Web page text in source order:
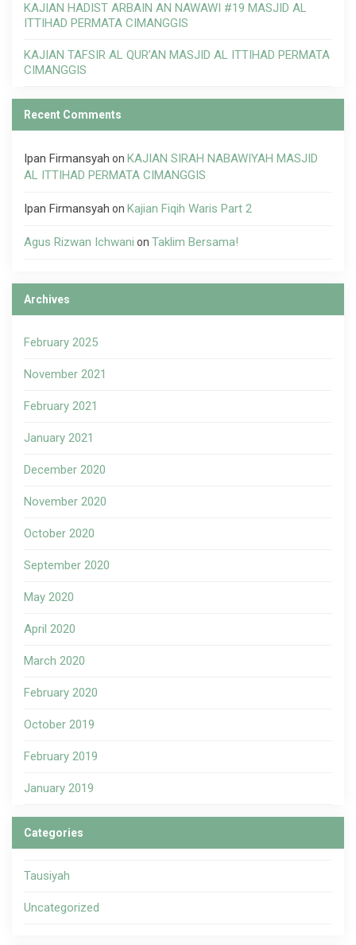
KAJIAN HADIST ARBAIN AN NAWAWI #19 MASJID AL
ITTIHAD PERMATA CIMANGGIS
KAJIAN TAFSIR AL QUR’AN MASJID AL ITTIHAD PERMATA
CIMANGGIS
Recent Comments
Ipan Firmansyah on KAJIAN SIRAH NABAWIYAH MASJID
AL ITTIHAD PERMATA CIMANGGIS
Ipan Firmansyah on Kajian Fiqih Waris Part 2
Agus Rizwan Ichwani on Taklim Bersama!
Archives
February 2025
November 2021
February 2021
January 2021
December 2020
November 2020
October 2020
September 2020
May 2020
April 2020
March 2020
February 2020
October 2019
February 2019
January 2019
Categories
Tausiyah
Uncategorized